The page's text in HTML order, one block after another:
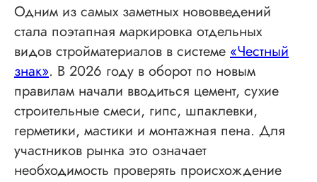
Одним из самых заметных нововведений
стала поэтапная маркировка отдельных
видов стройматериалов в системе «Честный
знак». В 2026 году в оборот по новым
правилам начали вводиться цемент, сухие
строительные смеси, гипс, шпаклевки,
герметики, мастики и монтажная пена. Для
участников рынка это означает
необходимость проверять происхождение